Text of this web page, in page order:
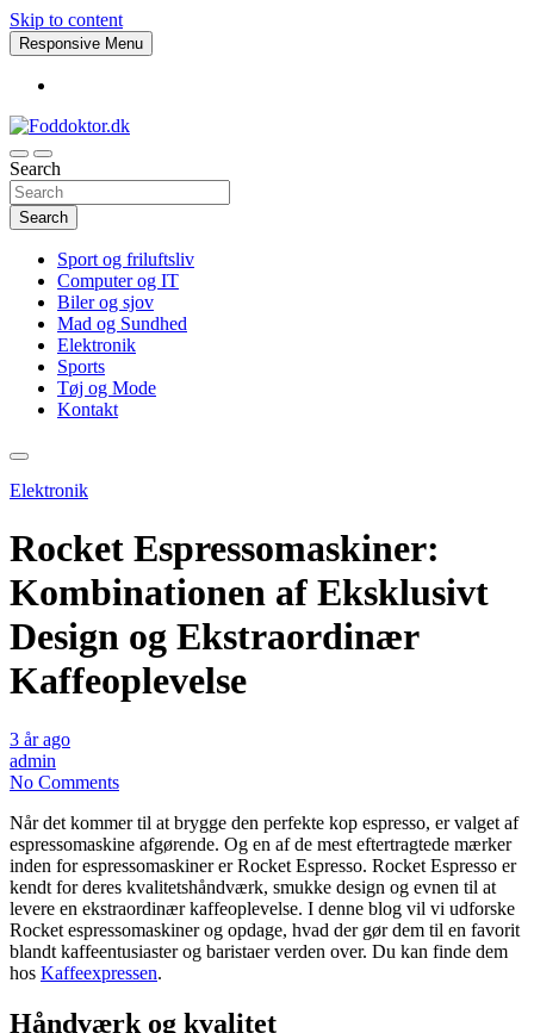
Skip to content
Responsive Menu
Foddoktor.dk
Search
Search
Sport og friluftsliv
Computer og IT
Biler og sjov
Mad og Sundhed
Elektronik
Sports
Tøj og Mode
Kontakt
Elektronik
Rocket Espressomaskiner:
Kombinationen af Eksklusivt
Design og Ekstraordinær
Kaffeoplevelse
3 år ago
admin
No Comments
Når det kommer til at brygge den perfekte kop espresso, er valget af
espressomaskine afgørende. Og en af de mest eftertragtede mærker
inden for espressomaskiner er Rocket Espresso. Rocket Espresso er
kendt for deres kvalitetshåndværk, smukke design og evnen til at
levere en ekstraordinær kaffeoplevelse. I denne blog vil vi udforske
Rocket espressomaskiner og opdage, hvad der gør dem til en favorit
blandt kaffeentusiaster og baristaer verden over. Du kan finde dem
hos Kaffeexpressen.
Håndværk og kvalitet